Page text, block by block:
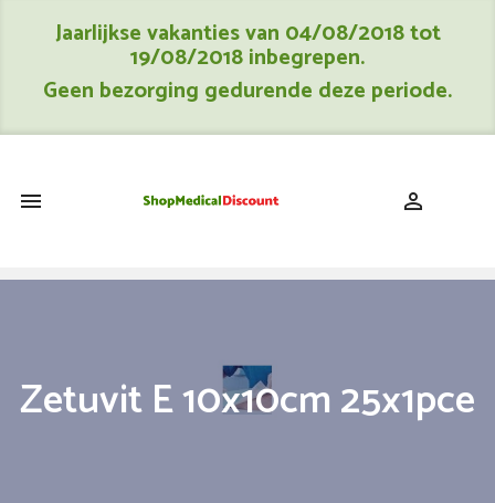
Jaarlijkse vakanties van 04/08/2018 tot
19/08/2018 inbegrepen.
Geen bezorging gedurende deze periode.
 
Zetuvit E 10x10cm 25x1pce